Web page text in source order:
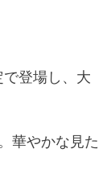
登場し、大
華やかな見た